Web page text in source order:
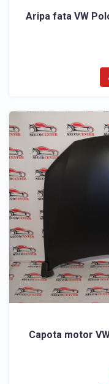
Aripa fata VW
Capota motor